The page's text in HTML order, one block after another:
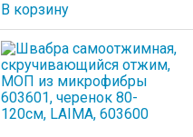
В корзину